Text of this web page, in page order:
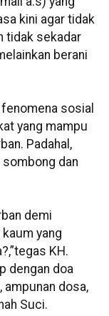
kini agar tidak
tidak sekadar
berani
sosial
yang mampu
Padahal,
dan
demi
yang
KH.
dengan doa
ampunan dosa,
Suci.